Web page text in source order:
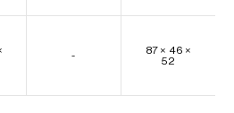
-
87 × 46 ×
52